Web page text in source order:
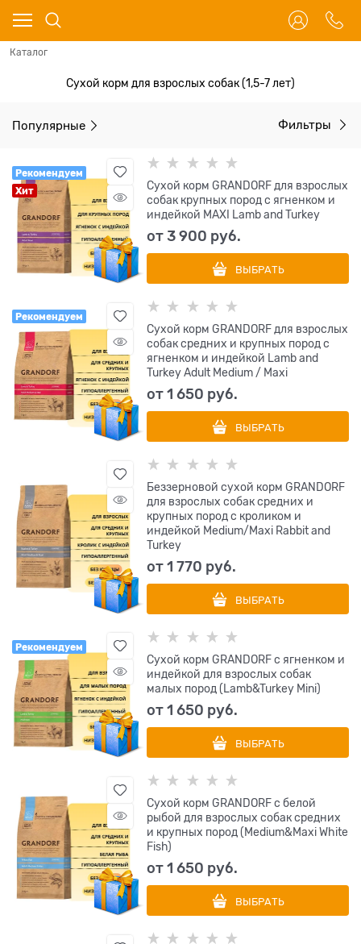
Каталог
Сухой корм для взрослых собак (1,5-7 лет)
Популярные Фильтры
Рекомендуем
Хит
Сухой корм GRANDORF для взрослых
собак крупных пород с ягненком и
индейкой MAXI Lamb and Turkey
от3 900 руб.
ВЫБРАТЬ
Рекомендуем
Сухой корм GRANDORF для взрослых
собак средних и крупных пород с
ягненком и индейкой Lamb and
Turkey Adult Medium / Maxi
от1 650 руб.
ВЫБРАТЬ
Беззерновой cухой корм GRANDORF
для взрослых собак средних и
крупных пород с кроликом и
индейкой Medium/Maxi Rabbit and
Turkey
от1 770 руб.
ВЫБРАТЬ
Рекомендуем
Сухой корм GRANDORF с ягненком и
индейкой для взрослых собак
малых пород (Lamb&Turkey Mini)
от1 650 руб.
ВЫБРАТЬ
Сухой корм GRANDORF с белой
рыбой для взрослых собак средних
и крупных пород (Medium&Maxi White
Fish)
от1 650 руб.
ВЫБРАТЬ